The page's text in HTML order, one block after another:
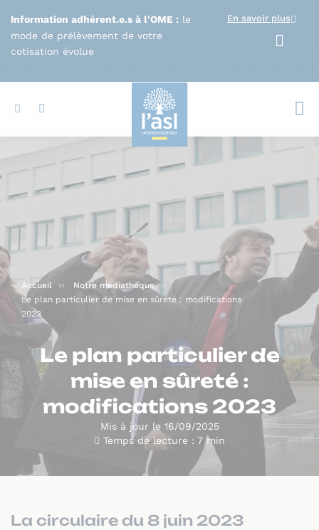
Information adhérent.e.s à l'OME : le
mode de prélèvement de votre
cotisation évolue
En savoir plus
Accueil
Notre médiathèque
Le plan particulier de mise en sûreté : modifications
2023
Le plan particulier de
mise en sûreté :
modifications 2023
Mis à jour le 16/09/2025
Temps de lecture : 7 min
La circulaire du 8 juin 2023